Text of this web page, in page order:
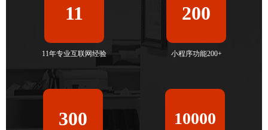
11
11年专业互联网经验
200
小程序功能200+
300 10000